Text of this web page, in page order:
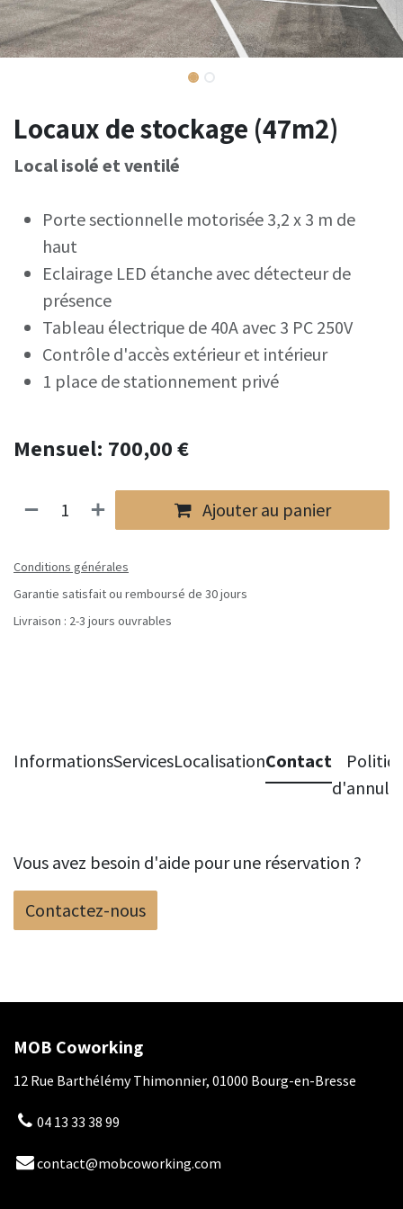
Locaux de stockage (47m2)
Local isolé et ventilé
Porte sectionnelle motorisée 3,2 x 3 m de
haut
Eclairage LED étanche avec détecteur de
présence
Tableau électrique de 40A avec 3 PC 250V
Contrôle d'accès extérieur et intérieur
1 place de stationnement privé
Mensuel: 700,00 €
Ajouter au panier
Conditions générales
Garantie satisfait ou remboursé de 30 jours
Livraison : 2-3 jours ouvrables
InformationsServicesLocalisationContact
Vous avez besoin d'aide pour une réservation ?
Contactez-nous
MOB Coworking
12 Rue Barthélémy Thimonnier, 01000 Bourg-en-Bresse
04 13 33 38 99
contact@mobcoworking.com